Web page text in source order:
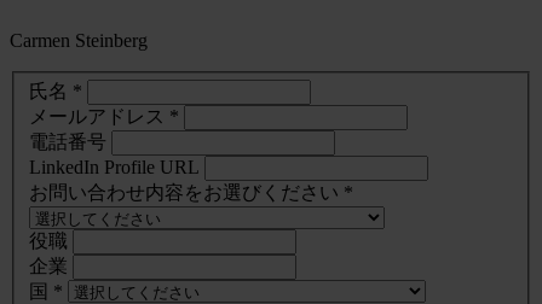
Carmen Steinberg
氏名 *
メールアドレス *
電話番号
LinkedIn Profile URL
お問い合わせ内容をお選びください *
役職
企業
国 *